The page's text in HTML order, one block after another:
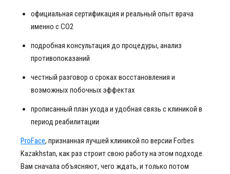
официальная сертификация и реальный опыт врача
именно с СО2
подробная консультация до процедуры, анализ
противопоказаний
честный разговор о сроках восстановления и
возможных побочных эффектах
прописанный план ухода и удобная связь с клиникой в
период реабилитации
ProFace, признанная лучшей клиникой по версии Forbes
Kazakhstan, как раз строит свою работу на этом подходе.
Вам сначала объясняют, чего ждать, и только потом